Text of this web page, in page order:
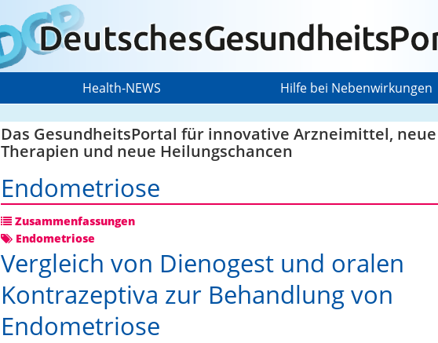
Health-NEWS Hilfe bei Nebenwirkungen
Das GesundheitsPortal für innovative Arzneimittel, neue
Therapien und neue Heilungschancen
Endometriose
Zusammenfassungen
Endometriose
Vergleich von Dienogest und oralen
Kontrazeptiva zur Behandlung von
Endometriose